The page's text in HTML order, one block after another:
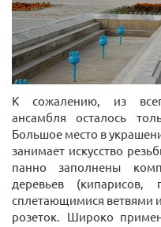
К сожалению, из
ансамбля осталось
Большое место в
занимает искусство
панно заполнены
деревьев
сплетающимися ветвями
розеток. Широко